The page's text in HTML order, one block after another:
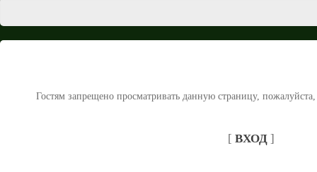
Гостям запрещено просматривать данную страницу,
[ ВХОД ]